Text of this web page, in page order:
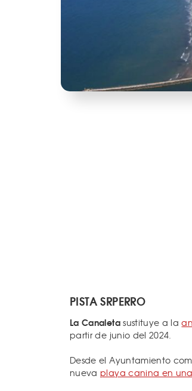
PISTA SRPERRO
La Canaletasustituye a la
partir de junio del 2024.
Desde el Ayuntamiento
nuevaplaya canina en